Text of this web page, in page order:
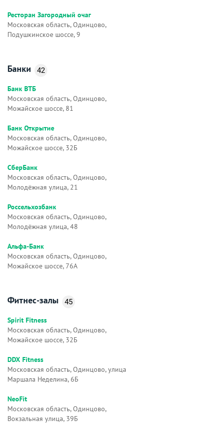
Ресторан Загородный очаг
Московская область, Одинцово,
Подушкинское шоссе, 9
Банки 42
Банк ВТБ
Московская область, Одинцово,
Можайское шоссе, 81
Банк Открытие
Московская область, Одинцово,
Можайское шоссе, 32Б
СберБанк
Московская область, Одинцово,
Молодёжная улица, 21
Россельхозбанк
Московская область, Одинцово,
Молодёжная улица, 48
Альфа-Банк
Московская область, Одинцово,
Можайское шоссе, 76А
Фитнес-залы 45
Spirit Fitness
Московская область, Одинцово,
Можайское шоссе, 32Б
DDX Fitness
Московская область, Одинцово, улица
Маршала Неделина, 6Б
NeoFit
Московская область, Одинцово,
Вокзальная улица, 39Б